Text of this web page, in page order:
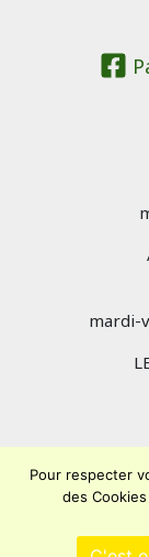
mardi-
Pour respecter
des